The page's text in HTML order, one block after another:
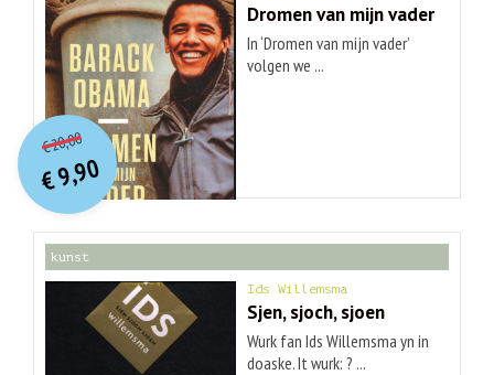
Dromen van mijn vader
In ‘Dromen van mijn vader’
volgen we ...
€20,00O
orspr
onkelijke
prijs
was:
€ 20,00.
€9,90
Huidige
prijs
is:
€ 9,90.
kunst
Ids Willemsma
Sjen, sjoch, sjoen
Wurk fan Ids Willemsma yn in
doaske. It wurk: ? ...